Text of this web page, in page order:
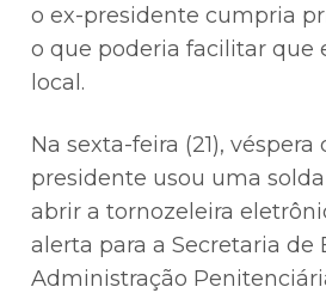
o ex-presidente cumpria
o que poderia facilitar que
local.
Na sexta-feira (21), véspera
presidente usou uma
abrir a tornozeleira
alerta para a Secretaria de
Administração